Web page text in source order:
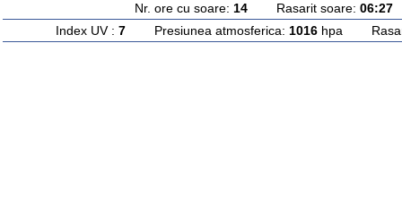
Nr. ore cu soare: 14Rasarit soare: 06:27
Index UV : 7Presiunea atmosferica: 1016hpa